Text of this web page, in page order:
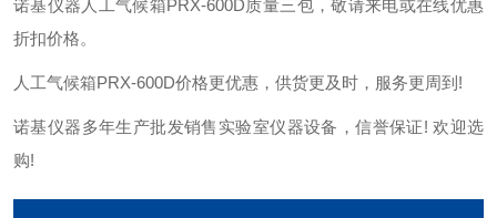
诺基仪器人工气候箱PRX-600D质量三包，敬请来电或在线优惠
折扣价格。
人工气候箱PRX-600D价格更优惠，供货更及时，服务更周到!
诺基仪器多年生产批发销售实验室仪器设备，信誉保证! 欢迎选
购!